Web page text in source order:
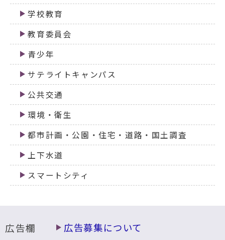
学校教育
教育委員会
青少年
サテライトキャンパス
公共交通
環境・衛生
都市計画・公園・住宅・道路・国土調査
上下水道
スマートシティ
広告欄 広告募集について